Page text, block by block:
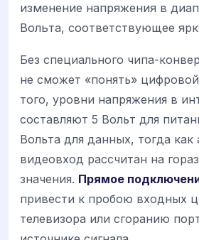
изменение напряжения в
Вольта, соответствующее
Без специального чипа-
не сможет «понять»
того, уровни напряжения в
составляют 5 Вольт для
Вольта для данных, тогда как
видеовход рассчитан на
значения. Прямое
привести к пробою входных
телевизора или сгоранию